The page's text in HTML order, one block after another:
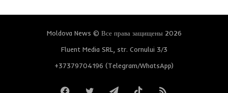
Moldova News © Все права защищены 2026
Fluent Media SRL, str. Cornului 3/3
+37379704196 (Telegram/WhatsApp)
FacebookTwitterTelegramTikTokRSS